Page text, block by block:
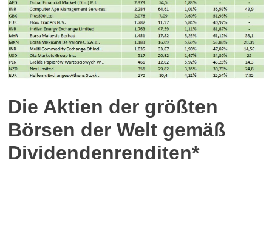
Die Aktien der größten
Börsen der Welt gemäß
Dividendenrenditen*